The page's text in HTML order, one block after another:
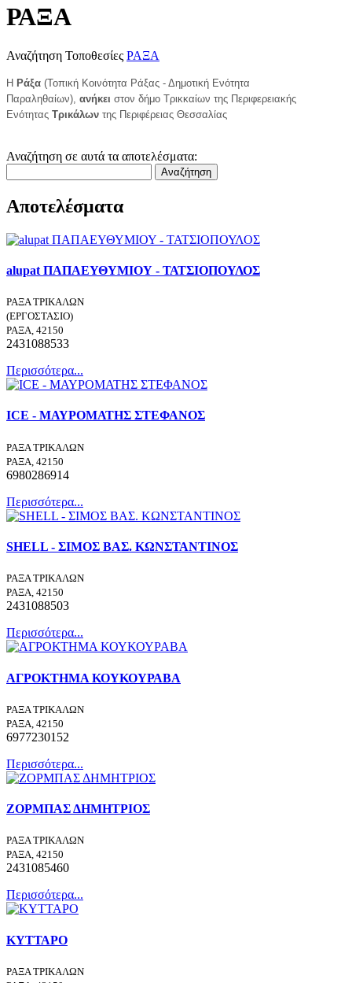
ΡΑΞΑ
Αναζήτηση Τοποθεσίες ΡΑΞΑ
Η Ράξα (Τοπική Κοινότητα Ράξας - Δημοτική Ενότητα
Παραληθαίων), ανήκει στον δήμο Τρικκαίων της Περιφερειακής
Ενότητας Τρικάλων της Περιφέρειας Θεσσαλίας
Αναζήτηση σε αυτά τα αποτελέσματα:
Αναζήτηση
Αποτελέσματα
alupat ΠΑΠΑΕΥΘΥΜΙΟΥ - ΤΑΤΣΙΟΠΟΥΛΟΣ
ΡΑΞΑ ΤΡΙΚΑΛΩΝ
(ΕΡΓΟΣΤΑΣΙΟ)
ΡΑΞΑ, 42150
2431088533
Περισσότερα...
ICE - ΜΑΥΡΟΜΑΤΗΣ ΣΤΕΦΑΝΟΣ
ΡΑΞΑ ΤΡΙΚΑΛΩΝ
ΡΑΞΑ, 42150
6980286914
Περισσότερα...
SHELL - ΣΙΜΟΣ ΒΑΣ. ΚΩΝΣΤΑΝΤΙΝΟΣ
ΡΑΞΑ ΤΡΙΚΑΛΩΝ
ΡΑΞΑ, 42150
2431088503
Περισσότερα...
ΑΓΡΟΚΤΗΜΑ ΚΟΥΚΟΥΡΑΒΑ
ΡΑΞΑ ΤΡΙΚΑΛΩΝ
ΡΑΞΑ, 42150
6977230152
Περισσότερα...
ΖΟΡΜΠΑΣ ΔΗΜΗΤΡΙΟΣ
ΡΑΞΑ ΤΡΙΚΑΛΩΝ
ΡΑΞΑ, 42150
2431085460
Περισσότερα...
ΚΥΤΤΑΡΟ
ΡΑΞΑ ΤΡΙΚΑΛΩΝ